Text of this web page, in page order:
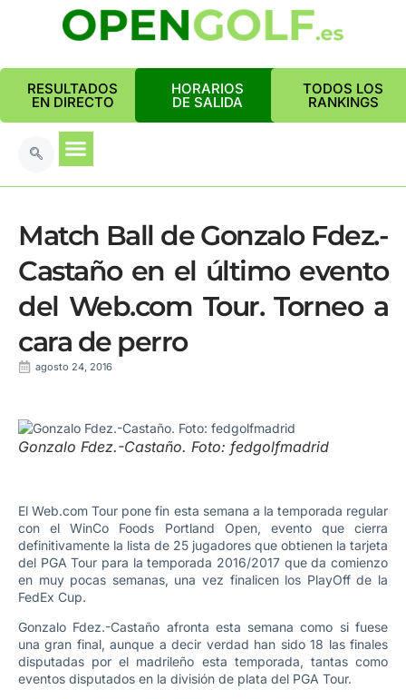
RESULTADOS
EN DIRECTO
HORARIOS
DE SALIDA
TODOS LOS
RANKINGS
Match Ball de Gonzalo Fdez.-
Castaño en el último evento
del Web.com Tour. Torneo a
cara de perro
agosto 24, 2016
Gonzalo Fdez.-Castaño. Foto: fedgolfmadrid
El Web.com Tour pone fin esta semana a la temporada regular
con el WinCo Foods Portland Open, evento que cierra
definitivamente la lista de 25 jugadores que obtienen la tarjeta
del PGA Tour para la temporada 2016/2017 que da comienzo
en muy pocas semanas, una vez finalicen los PlayOff de la
FedEx Cup.
Gonzalo Fdez.-Castaño afronta esta semana como si fuese
una gran final, aunque a decir verdad han sido 18 las finales
disputadas por el madrileño esta temporada, tantas como
eventos disputados en la división de plata del PGA Tour.